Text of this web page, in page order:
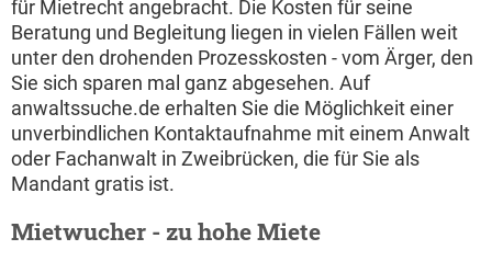
für Mietrecht angebracht. Die Kosten für seine
Beratung und Begleitung liegen in vielen Fällen weit
unter den drohenden Prozesskosten - vom Ärger, den
Sie sich sparen mal ganz abgesehen. Auf
anwaltssuche.de erhalten Sie die Möglichkeit einer
unverbindlichen Kontaktaufnahme mit einem Anwalt
oder Fachanwalt in Zweibrücken, die für Sie als
Mandant gratis ist.
Mietwucher - zu hohe Miete